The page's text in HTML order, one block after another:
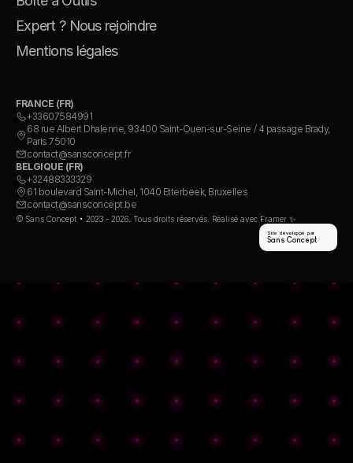
Expert ? Nous rejoindre
Mentions légales
FRANCE (FR)
+33607584991
68 rue Albert Dhalenne, 93400 Saint-Ouen-sur-Seine / 4 passage Brady,
Paris 75010
contact@sansconcept.fr
BELGIQUE (FR)
+32488333329
61 boulevard Saint-Michel, 1040 Etterbeek, Bruxelles
contact@sansconcept.be
© Sans Concept • 2023 - 2026. Tous droits réservés. Réalisé avec Framer ✨
Site développé par
Sans Concept